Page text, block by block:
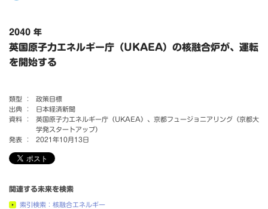
2040 年
英国原子力エネルギー庁（UKAEA）の核融合炉が、運転
を開始する
類型 ：
政策目標
出典 ：
日本経済新聞
資料 ：
英国原子力エネルギー庁（UKAEA）、京都フュージョニアリング（京都大
学発スタートアップ）
発表 ：
2021年10月13日
関連する未来を検索
索引検索：核融合エネルギー